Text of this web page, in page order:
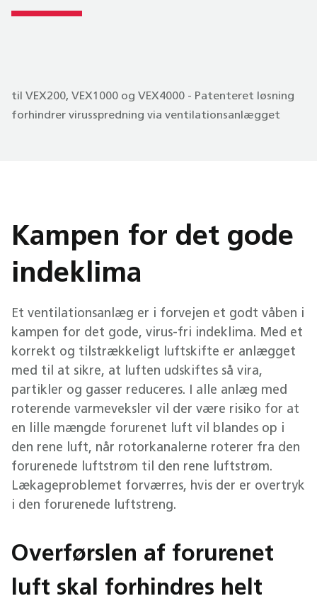
til VEX200, VEX1000 og VEX4000 - Patenteret løsning
forhindrer virusspredning via ventilationsanlægget
Kampen for det gode
indeklima
Et ventilationsanlæg er i forvejen et godt våben i
kampen for det gode, virus-fri indeklima. Med et
korrekt og tilstrækkeligt luftskifte er anlægget
med til at sikre, at luften udskiftes så vira,
partikler og gasser reduceres. I alle anlæg med
roterende varmeveksler vil der være risiko for at
en lille mængde forurenet luft vil blandes op i
den rene luft, når rotorkanalerne roterer fra den
forurenede luftstrøm til den rene luftstrøm.
Lækageproblemet forværres, hvis der er overtryk
i den forurenede luftstreng.
Overførslen af forurenet
luft skal forhindres helt